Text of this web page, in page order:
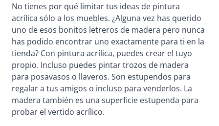
No tienes por qué limitar tus ideas de pintura
acrílica sólo a los muebles. ¿Alguna vez has querido
uno de esos bonitos letreros de madera pero nunca
has podido encontrar uno exactamente para ti en la
tienda? Con pintura acrílica, puedes crear el tuyo
propio. Incluso puedes pintar trozos de madera
para posavasos o llaveros. Son estupendos para
regalar a tus amigos o incluso para venderlos. La
madera también es una superficie estupenda para
probar el vertido acrílico.